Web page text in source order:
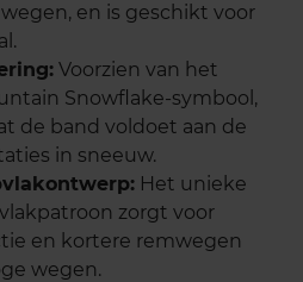
en is geschikt voor
Voorzien van het
Snowflake-symbool,
de band voldoet aan de
in sneeuw.
Het unieke
zorgt voor
en kortere remwegen
wegen.